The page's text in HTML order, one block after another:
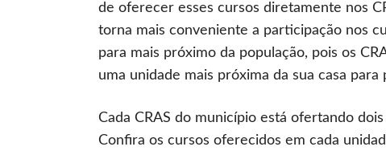
de oferecer esses cursos diretamente nos
torna mais conveniente a participação nos
para mais próximo da população, pois os
uma unidade mais próxima da sua casa
Cada CRAS do município está ofertando
Confira os cursos oferecidos em cada